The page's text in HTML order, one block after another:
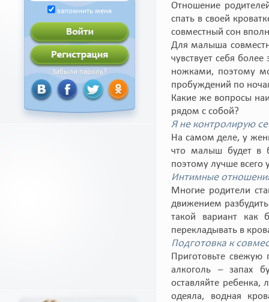
запомнить меня
Забыли пароль?
Отношение
спать в своей
совместный сон
Для малыша
чувствует себя
ножками, поэтому
пробуждений по
Какие же вопросы
рядом с собой?
Я не контролирую
На самом деле, у
что малыш будет в
поэтому лучше всего
Интимные
Многие родители
движением разбудить
такой вариант как
перекладывать в
Подготовка к
Приготовьте
алкоголь – запах
оставляйте
одеяла, водная